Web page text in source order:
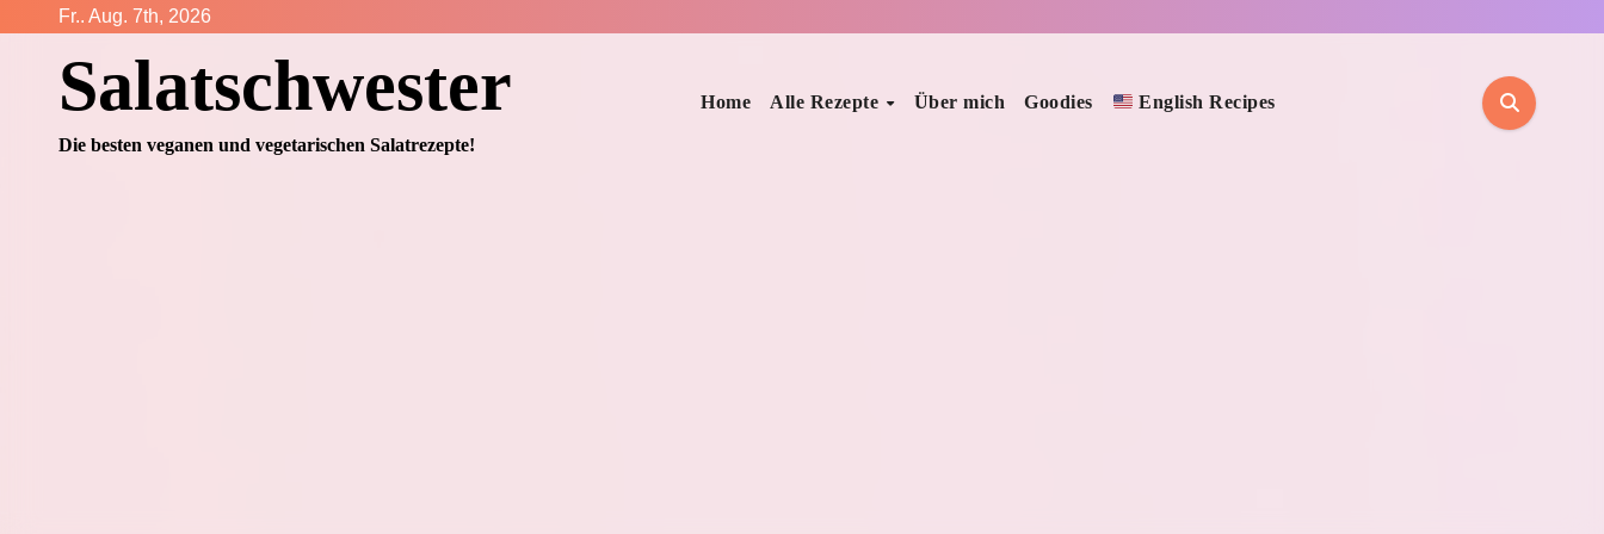
springen
Fr.. Aug. 7th, 2026
Salatschwester
Die besten veganen und vegetarischen Salatrezepte!
Home Alle Rezepte Über mich Goodies English Recipes